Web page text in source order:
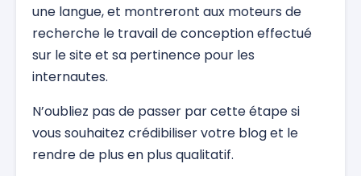
une langue, et montreront aux moteurs de
recherche le travail de conception effectué
sur le site et sa pertinence pour les
internautes.
N’oubliez pas de passer par cette étape si
vous souhaitez crédibiliser votre blog et le
rendre de plus en plus qualitatif.